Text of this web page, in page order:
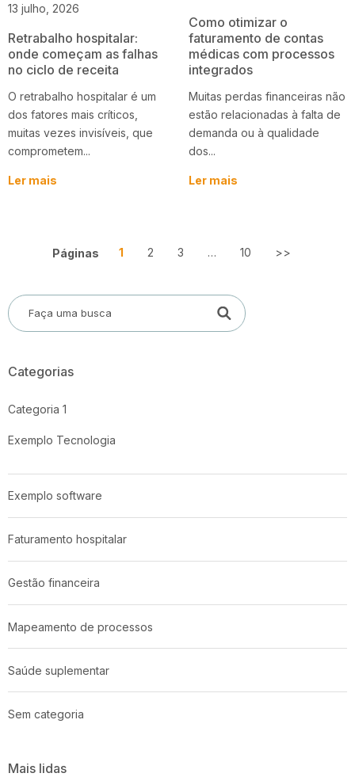
13 julho, 2026
Retrabalho hospitalar:
onde começam as falhas
no ciclo de receita
O retrabalho hospitalar é um
dos fatores mais críticos,
muitas vezes invisíveis, que
comprometem...
Ler mais
Como otimizar o
faturamento de contas
médicas com processos
integrados
Muitas perdas financeiras não
estão relacionadas à falta de
demanda ou à qualidade
dos...
Ler mais
Páginas 1 2 3 … 10 >>
Categorias
Categoria 1
Exemplo Tecnologia
Exemplo software
Faturamento hospitalar
Gestão financeira
Mapeamento de processos
Saúde suplementar
Sem categoria
Mais lidas